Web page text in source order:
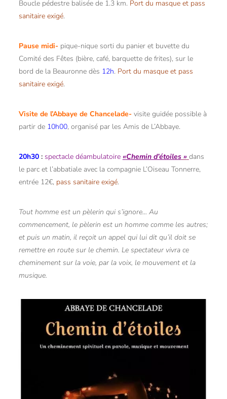
Boucle pédestre balisée de 1.3 km. Port du masque et pass
sanitaire exigé.
Pause midi-pique-nique sorti du panier et buvette du
Comité des Fêtes (bière, café, barquette de frites), sur le
bord de la Beauronne dès 12h. Port du masque et pass
sanitaire exigé.
Visite de l’Abbaye de Chancelade-visite guidée possible à
partir de 10h00, organisé par les Amis de L’Abbaye.
20h30 : spectacle déambulatoire «Chemin d’étoiles» dans
le parc et l’abbatiale avec la compagnie L’Oiseau Tonnerre,
entrée 12€, pass sanitaire exigé.
Tout homme est un pèlerin qui s’ignore… Au
commencement, le pèlerin est un homme comme les autres;
et puis un matin, il reçoit un appel qui lui dit qu’il doit se
remettre en route sur le chemin. Le spectateur vivra ce
cheminement sur la voie, par la voix, le mouvement et la
musique.